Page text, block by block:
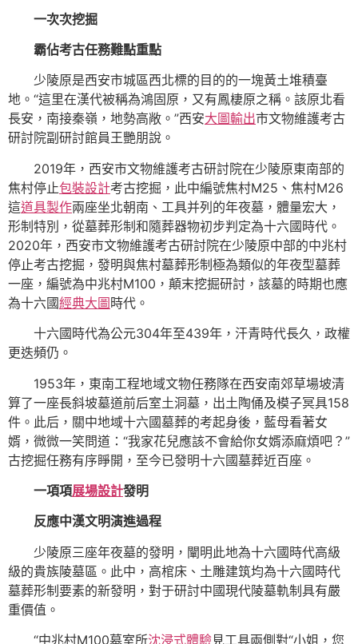
一次次挖掘
霸佔考古任務難點重點
少陵原是西安市城區西北標的目的的一塊黃土堆積臺
地。“這里在漢代被稱為鴻固原，又有鳳棲原之稱。該原北看
長安，南接秦嶺，地勢高敞。”西安大圖輸出市文物維護考古
研討院副研討館員王艷朋說。
2019年，西安市文物維護考古研討院在少陵原東南部的
焦村停止包裝設計考古挖掘，此中編號焦村M25、焦村M26
這道具製作兩座坐北朝南、工具并列的年夜墓，體量宏大，
形制特別，從墓葬形制和隨葬器物初步判定為十六國時代。
2020年，西安市文物維護考古研討院在少陵原中部的中兆村
停止考古挖掘，發明與焦村墓葬形制極為類似的年夜型墓葬
一座，編號為中兆村M100，顛末挖掘研討，該墓的時期也應
為十六國經典大圖時代。
十六國時代為公元304年至439年，汗青時代長久，政權
更迭頻仍。
1953年，東南工程地域文物任務隊在西安南郊草場坡清
算了一座長斜坡墓道前后室土洞墓，出土陶俑及模子冥具158
件。此后，關中地域十六國墓葬的考起身後，藍母看著女
婿，微微一笑問道：“我家花兒應該不會給你女婿添麻煩吧？”
古挖掘任務有序睜開，至今已發明十六國墓葬近百座。
一項項展場設計發明
反應中漢文明演進過程
少陵原三座年夜墓的發明，闡明此地為十六國時代高級
級的貴族陵墓區。此中，高棺床、土雕建筑均為十六國時代
墓葬形制要素的新發明，對于研討中國現代陵墓軌制具有嚴
重價值。
“中兆村M100墓室所沈浸式體驗見工具兩側對“小姐，您